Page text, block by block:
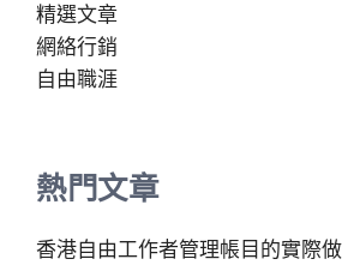
精選文章
網絡行銷
自由職涯
熱門文章
香港自由工作者管理帳目的實際